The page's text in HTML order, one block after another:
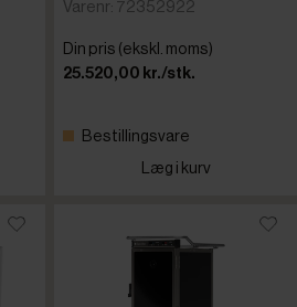
Varenr: 72352922
Din pris (ekskl. moms)
25.520,00 kr./stk.
Bestillingsvare
Læg i kurv